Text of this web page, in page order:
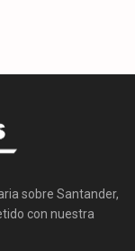
sobre Santander,
con nuestra